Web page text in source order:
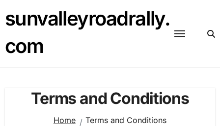
to
content
sunvalleyroadrally.
com
Terms and Conditions
Home Terms and Conditions